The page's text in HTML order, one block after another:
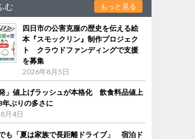
む もっと見る
四日市の公害克服の歴史を伝える絵
本『スモックリン』制作プロジェク
ト クラウドファンディングで支援
を募集
2026年8月5日
発」値上げラッシュが本格化 飲食料品値上
年ぶりの多さに
月4日
も「夏は家族で長距離ドライブ」 宿泊ド